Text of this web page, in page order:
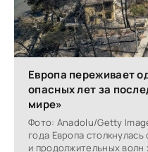
Европа переживает
опасных лет за
мире»
Фото: Anadolu/Getty
года Европа
и продолжительных